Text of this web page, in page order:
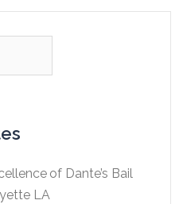
of Dante’s Bail
LA